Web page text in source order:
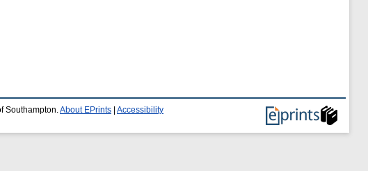
Southampton.About EPrints Accessibility